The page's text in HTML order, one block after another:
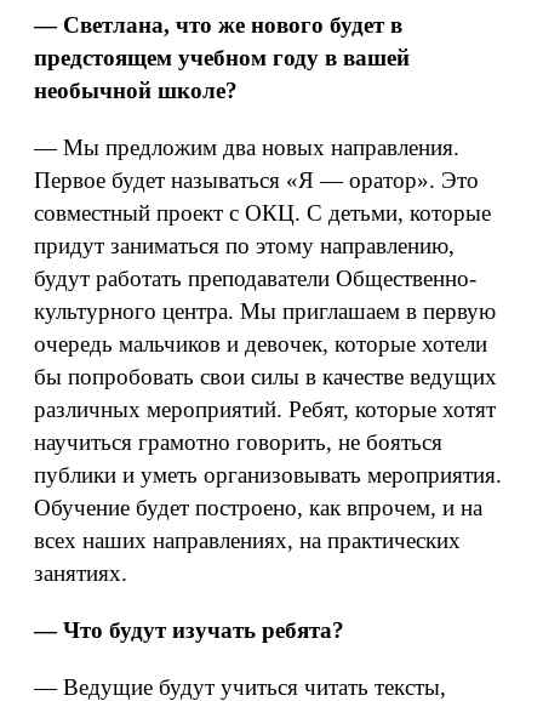
— Светлана, что же нового будет в
предстоящем учебном году в вашей
необычной школе?
— Мы предложим два новых направления.
Первое будет называться «Я — оратор». Это
совместный проект с ОКЦ. С детьми, которые
придут заниматься по этому направлению,
будут работать преподаватели Общественно-
культурного центра. Мы приглашаем в первую
очередь мальчиков и девочек, которые хотели
бы попробовать свои силы в качестве ведущих
различных мероприятий. Ребят, которые хотят
научиться грамотно говорить, не бояться
публики и уметь организовывать мероприятия.
Обучение будет построено, как впрочем, и на
всех наших направлениях, на практических
занятиях.
— Что будут изучать ребята?
— Ведущие будут учиться читать тексты,